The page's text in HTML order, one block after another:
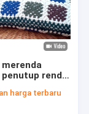
merenda
renda
harga terbaru